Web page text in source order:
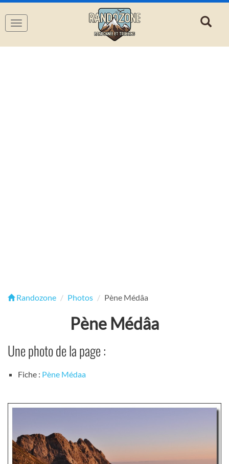
Navigation
Randozone Photos Pène Médâa
Pène Médâa
Une photo de la page :
Fiche : Pène Médaa